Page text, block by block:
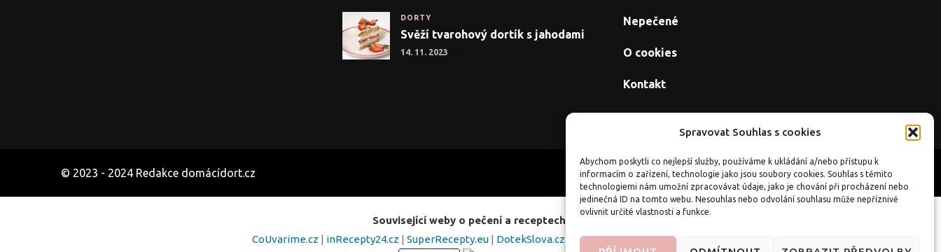
Spravovat Souhlas s cookies
Abychom poskytli co nejlepší služby, používáme k ukládání a/nebo přístupu k
informacím o zařízení, technologie jako jsou soubory cookies. Souhlas s těmito
technologiemi nám umožní zpracovávat údaje, jako je chování při procházení nebo
jedinečná ID na tomto webu. Nesouhlas nebo odvolání souhlasu může nepříznivě
ovlivnit určité vlastnosti a funkce.
DORTY
Svěží tvarohový dortík s jahodami
14. 11. 2023
Nepečené
O cookies
Kontakt
© 2023 - 2024 Redakce domácídort.cz Úvod O cookies Kontakt
Související weby o pečení a receptech:
CoUvarime.cz | inRecepty24.cz | SuperRecepty.eu | DotekSlova.cz Osobní stránky|CZIN.eu